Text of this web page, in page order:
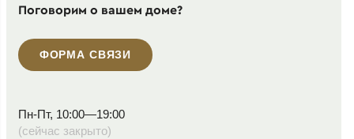
Поговорим о вашем доме?
ФОРМА СВЯЗИ
Пн-Пт, 10:00—19:00
(сейчас закрыто)